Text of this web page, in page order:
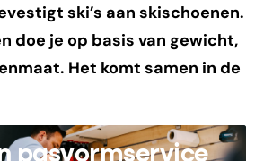
ski’s aan skischoenen.
doe je op basis van gewicht,
Het komt samen in de
pasvormservice